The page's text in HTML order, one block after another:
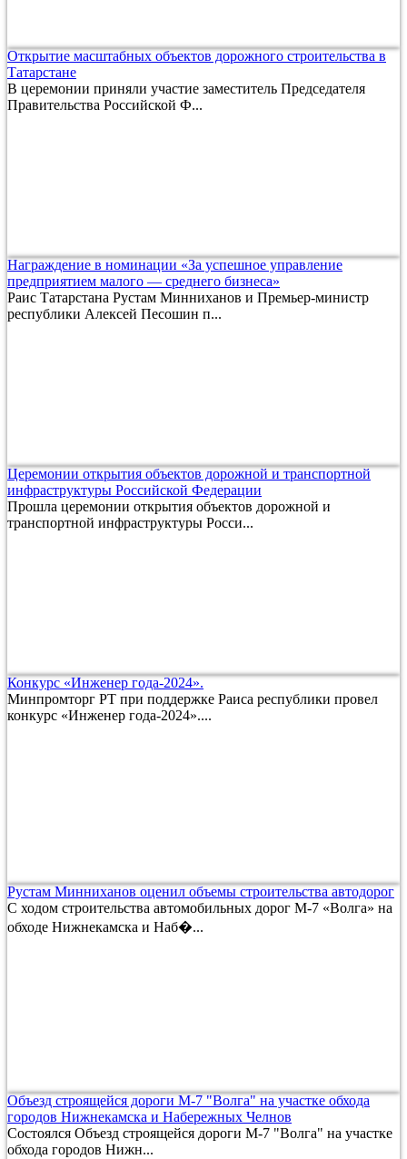
Открытие масштабных объектов дорожного строительства в
Татарстане
В церемонии приняли участие заместитель Председателя
Правительства Российской Ф...
Награждение в номинации «За успешное управление
предприятием малого — среднего бизнеса»
Раис Татарстана Рустам Минниханов и Премьер-министр
республики Алексей Песошин п...
Церемонии открытия объектов дорожной и транспортной
инфраструктуры Российской Федерации
Прошла церемонии открытия объектов дорожной и
транспортной инфраструктуры Росси...
Конкурс «Инженер года-2024».
Минпромторг РТ при поддержке Раиса республики провел
конкурс «Инженер года-2024»....
Рустам Минниханов оценил объемы строительства автодорог
С ходом строительства автомобильных дорог М-7 «Волга» на
обходе Нижнекамска и Наб�...
Объезд строящейся дороги М-7 "Волга" на участке обхода
городов Нижнекамска и Набережных Челнов
Состоялся Объезд строящейся дороги М-7 "Волга" на участке
обхода городов Нижн...